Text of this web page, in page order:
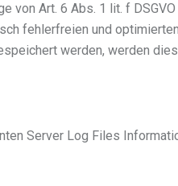
von Art. 6 Abs. 1 lit. f
fehlerfreien und
werden, werden
Server Log Files